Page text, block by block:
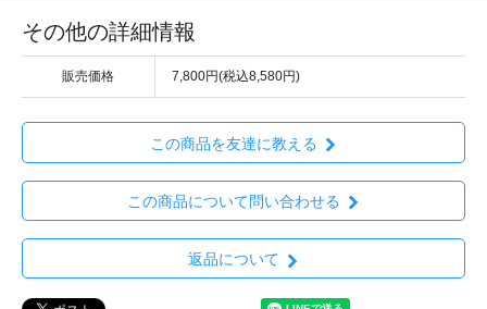
その他の詳細情報
販売価格 7,800円(税込8,580円)
この商品を友達に教える
この商品について問い合わせる
返品について